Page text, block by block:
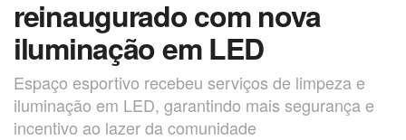
reinaugurado com nova
iluminação em LED
Espaço esportivo recebeu serviços de limpeza e
iluminação em LED, garantindo mais segurança e
incentivo ao lazer da comunidade